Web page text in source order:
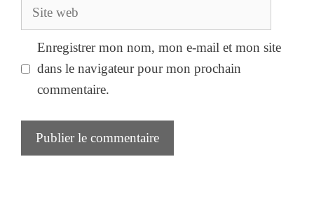
Site
Enregistrer mon nom, mon e-mail et mon site
dans le navigateur pour mon prochain
commentaire.